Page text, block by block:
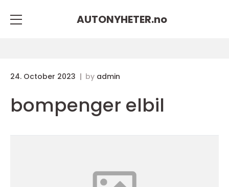
AUTONYHETER.no
24. October 2023 by admin
bompenger elbil